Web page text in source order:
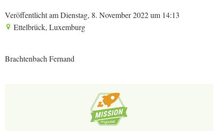
Veröffentlicht am Dienstag, 8. November 2022 um 14:13
Ettelbrück, Luxemburg
Brachtenbach Fernand